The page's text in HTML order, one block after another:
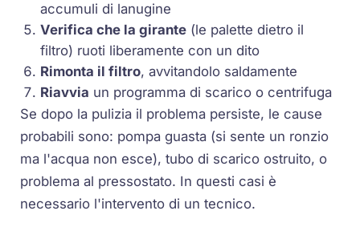
accumuli di lanugine
Verifica che la girante (le palette dietro il
filtro) ruoti liberamente con un dito
Rimonta il filtro, avvitandolo saldamente
Riavvia un programma di scarico o centrifuga
Se dopo la pulizia il problema persiste, le cause
probabili sono: pompa guasta (si sente un ronzio
ma l'acqua non esce), tubo di scarico ostruito, o
problema al pressostato. In questi casi è
necessario l'intervento di un tecnico.